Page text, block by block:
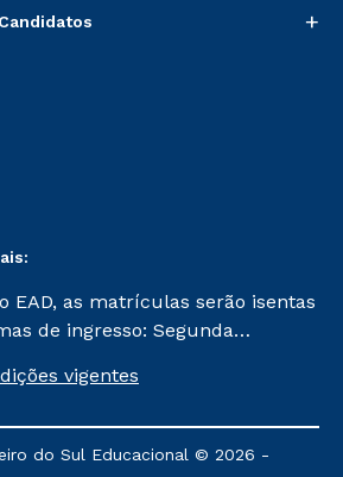
+
EAD, as matrículas serão isentas
de ingresso: Segunda
a taxa de matrícula será de R$
aos cursos: Ensino
vigentes
do Sul Educacional © 2026 -